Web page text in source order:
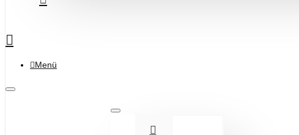
Menü